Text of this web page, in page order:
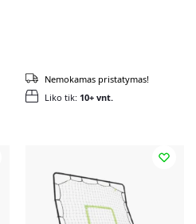
Liko tik: 10+ vnt.
Nemokamas pristatymas!